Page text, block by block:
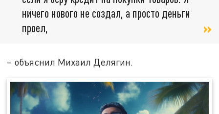
ничего нового не создал, а просто деньги
проел,
– объяснил Михаил Делягин.